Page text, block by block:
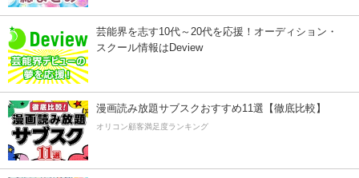
芸能界を志す10代～20代を応援！オーディション・
スクール情報はDeview
漫画読み放題サブスクおすすめ11選【徹底比較】
オリコン顧客満足度ランキング